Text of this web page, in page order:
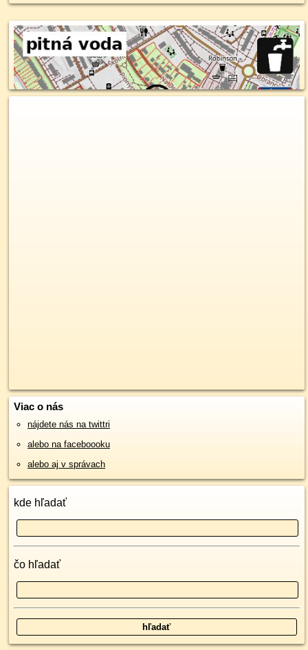
Viac o nás
nájdete nás na twittri
alebo na faceboooku
alebo aj v správach
kde hľadať
čo hľadať